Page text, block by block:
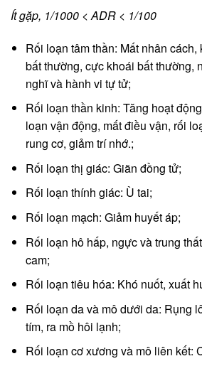
Ít gặp, 1/1000 < ADR < 1/100
Rối loạn tâm thần: Mất nhân
bất thường, cực khoái bất thường,
nghĩ và hành vi tự tử;
Rối loạn thần kinh: Tăng hoạt
loạn vận động, mất điều vận, rối
rung cơ, giảm trí nhớ.;
Rối loạn thị giác: Giãn đồng tử;
Rối loạn thính giác: Ù tai;
Rối loạn mạch: Giảm huyết áp;
Rối loạn hô hấp, ngực và trung
cam;
Rối loạn tiêu hóa: Khó nuốt, xuất
Rối loạn da và mô dưới da: Rụng
tím, ra mồ hôi lạnh;
Rối loạn cơ xương và mô liên kết: